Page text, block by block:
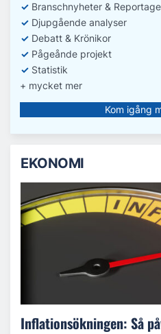
✓ Branschnyheter & Reportage
✓ Djupgående analyser
✓ Debatt & Krönikor
✓ Pågeånde projekt
✓ Statistik
+ mycket mer
Kom igång
EKONOMI
Inflationsökningen: Så